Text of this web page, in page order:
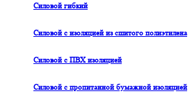
Силовой гибкий
Силовой с изоляцией из сшитого полиэтилена
Силовой с ПВХ изоляцией
Силовой с пропитанной бумажной изоляцией